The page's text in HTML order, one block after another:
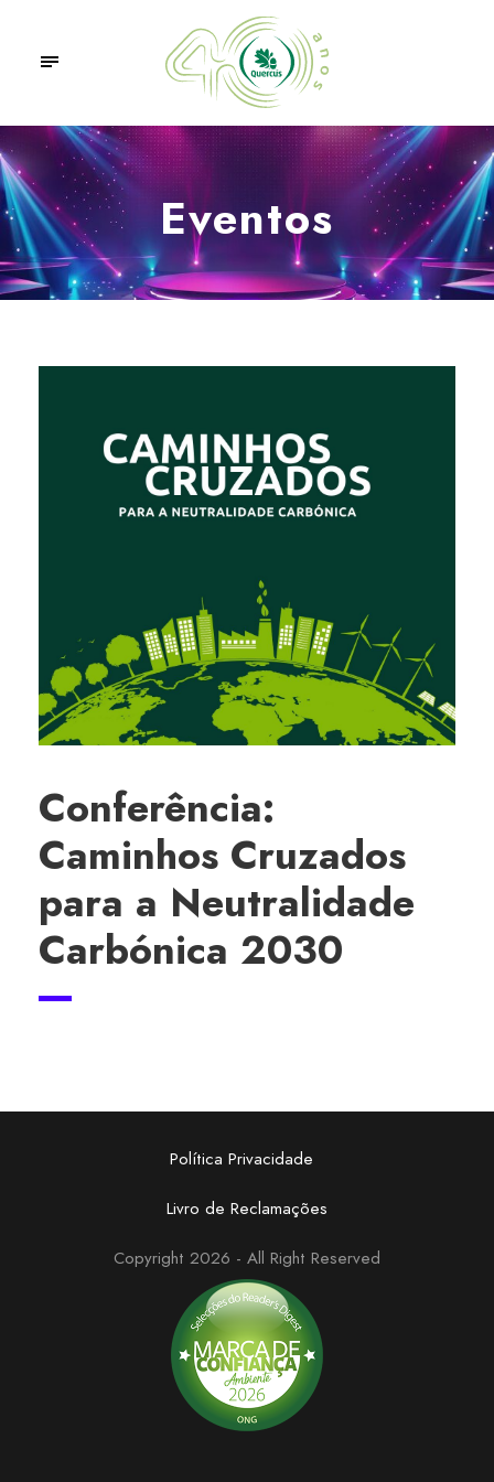
Eventos
Conferência:
Caminhos Cruzados
para a Neutralidade
Carbónica 2030
Política Privacidade
Livro de Reclamações
Copyright 2026 - All Right Reserved